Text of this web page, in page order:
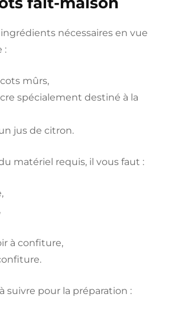
nécessaires en vue
:
mûrs,
spécialement destiné à la
jus de citron.
matériel requis, il vous faut :
à confiture,
suivre pour la préparation :